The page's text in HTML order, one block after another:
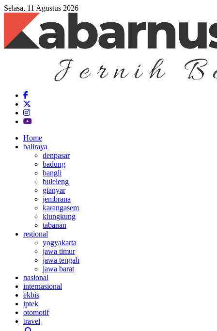
Selasa, 11 Agustus 2026
Home
baliraya
denpasar
badung
bangli
buleleng
gianyar
jembrana
karangasem
klungkung
tabanan
regional
yogyakarta
jawa timur
jawa tengah
jawa barat
nasional
internasional
ekbis
iptek
otomotif
travel